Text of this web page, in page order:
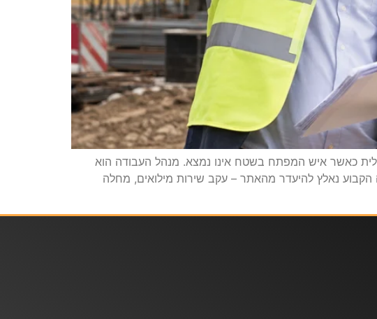
כאשר איש המפתח בשטח אינו נמצא. מנהל העבודה הוא
הקבוע נאלץ להיעדר מהאתר – עקב שירות מילואים, מחלה